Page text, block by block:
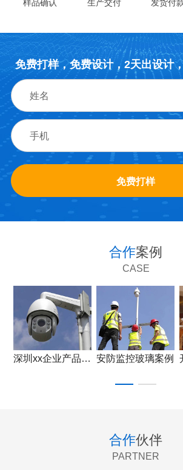
样品确认 生产交付 发货付
免费打样，免费设计，2天出设计
免费打样
合作案例
CASE
深圳xx企业产品应用 安防监控玻璃案例 开关面板玻
合作伙伴
PARTNER